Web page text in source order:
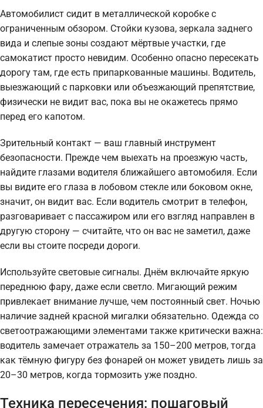
Автомобилист сидит в металлической коробке с
ограниченным обзором. Стойки кузова, зеркала заднего
вида и слепые зоны создают мёртвые участки, где
самокатист просто невидим. Особенно опасно пересекать
дорогу там, где есть припаркованные машины. Водитель,
выезжающий с парковки или объезжающий препятствие,
физически не видит вас, пока вы не окажетесь прямо
перед его капотом.
Зрительный контакт — ваш главный инструмент
безопасности. Прежде чем выехать на проезжую часть,
найдите глазами водителя ближайшего автомобиля. Если
вы видите его глаза в лобовом стекле или боковом окне,
значит, он видит вас. Если водитель смотрит в телефон,
разговаривает с пассажиром или его взгляд направлен в
другую сторону — считайте, что он вас не заметил, даже
если вы стоите посреди дороги.
Используйте световые сигналы. Днём включайте яркую
переднюю фару, даже если светло. Мигающий режим
привлекает внимание лучше, чем постоянный свет. Ночью
наличие задней красной мигалки обязательно. Одежда со
светоотражающими элементами также критически важна:
водитель замечает отражатель за 150–200 метров, тогда
как тёмную фигуру без фонарей он может увидеть лишь за
20–30 метров, когда тормозить уже поздно.
Техника пересечения: пошаговый